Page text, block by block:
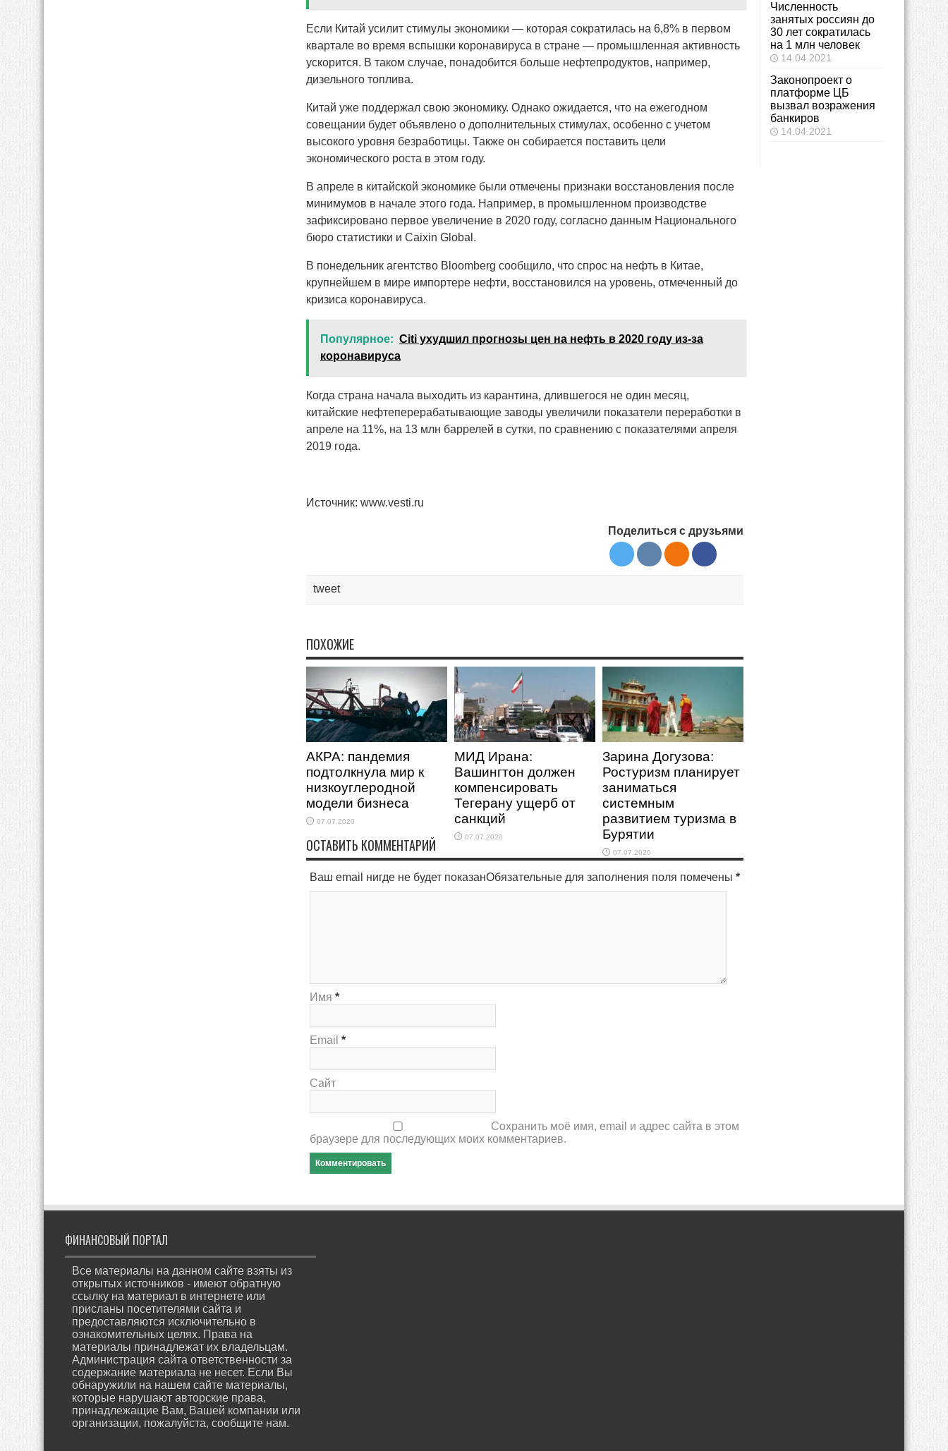
Если Китай усилит стимулы экономики — которая сократилась на 6,8% в первом
квартале во время вспышки коронавируса в стране — промышленная активность
ускорится. В таком случае, понадобится больше нефтепродуктов, например,
дизельного топлива.
Китай уже поддержал свою экономику. Однако ожидается, что на ежегодном
совещании будет объявлено о дополнительных стимулах, особенно с учетом
высокого уровня безработицы. Также он собирается поставить цели
экономического роста в этом году.
В апреле в китайской экономике были отмечены признаки восстановления после
минимумов в начале этого года. Например, в промышленном производстве
зафиксировано первое увеличение в 2020 году, согласно данным Национального
бюро статистики и Caixin Global.
В понедельник агентство Bloomberg сообщило, что спрос на нефть в Китае,
крупнейшем в мире импортере нефти, восстановился на уровень, отмеченный до
кризиса коронавируса.
Популярное: Citi ухудшил прогнозы цен на нефть в 2020 году из-за
коронавируса
Когда страна начала выходить из карантина, длившегося не один месяц,
китайские нефтеперерабатывающие заводы увеличили показатели переработки в
апреле на 11%, на 13 млн баррелей в сутки, по сравнению с показателями апреля
2019 года.
Источник: www.vesti.ru
Поделиться с друзьями
tweet
ПОХОЖИЕ
АКРА: пандемия
подтолкнула мир к
низкоуглеродной
модели бизнеса
07.07.2020
МИД Ирана:
Вашингтон должен
компенсировать
Тегерану ущерб от
санкций
07.07.2020
Зарина Догузова:
Ростуризм планирует
заниматься
системным
развитием туризма в
Бурятии
07.07.2020
ОСТАВИТЬ КОММЕНТАРИЙ
Ваш email нигде не будет показанОбязательные для заполнения поля помечены *
Имя *
Email *
Сайт
Сохранить моё имя, email и адрес сайта в этом
браузере для последующих моих комментариев.
Численность
занятых россиян до
30 лет сократилась
на 1 млн человек
14.04.2021
Законопроект о
платформе ЦБ
вызвал возражения
банкиров
14.04.2021
ФИНАНСОВЫЙ ПОРТАЛ
Все материалы на данном сайте взяты из
открытых источников - имеют обратную
ссылку на материал в интернете или
присланы посетителями сайта и
предоставляются исключительно в
ознакомительных целях. Права на
материалы принадлежат их владельцам.
Администрация сайта ответственности за
содержание материала не несет. Если Вы
обнаружили на нашем сайте материалы,
которые нарушают авторские права,
принадлежащие Вам, Вашей компании или
организации, пожалуйста, сообщите нам.